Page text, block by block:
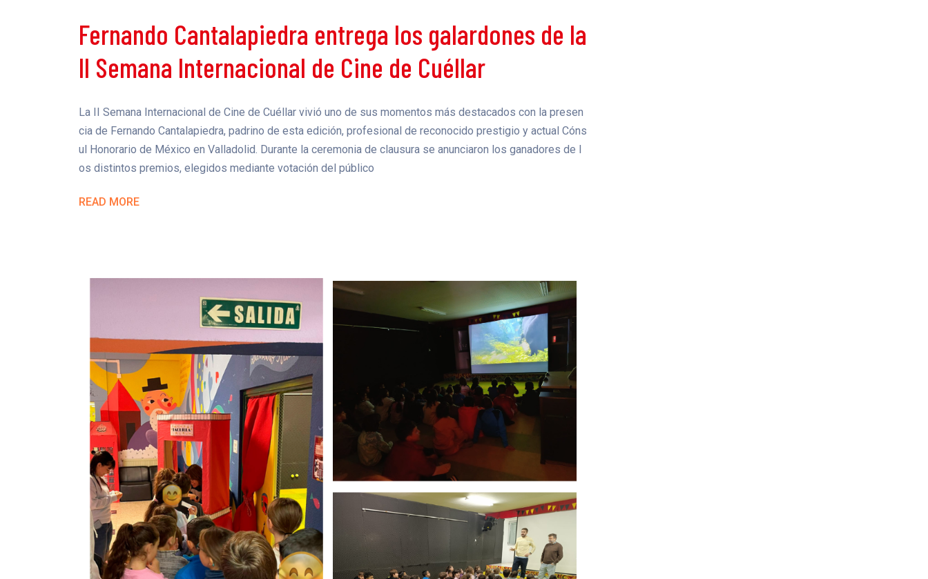
Fernando Cantalapiedra entrega los galardones de la
II Semana Internacional de Cine de Cuéllar
La II Semana Internacional de Cine de Cuéllar vivió uno de sus momentos más destacados con la presen
cia de Fernando Cantalapiedra, padrino de esta edición, profesional de reconocido prestigio y actual Cóns
ul Honorario de México en Valladolid. Durante la ceremonia de clausura se anunciaron los ganadores de l
os distintos premios, elegidos mediante votación del público
READ MORE